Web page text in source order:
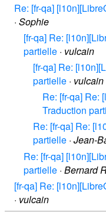
Re: [fr-qa]
· Sophie
[fr-qa] Re:
partielle · vulcain
[fr-qa] Re:
partielle · vulcain
Re: [fr-qa] Re:
Traduction
Re: [fr-qa] Re:
partielle · Jean-
Re: [fr-qa]
partielle · Bernard
[fr-qa] Re:
· vulcain